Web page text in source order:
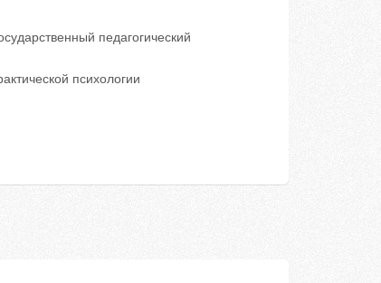
педагогический
психологии